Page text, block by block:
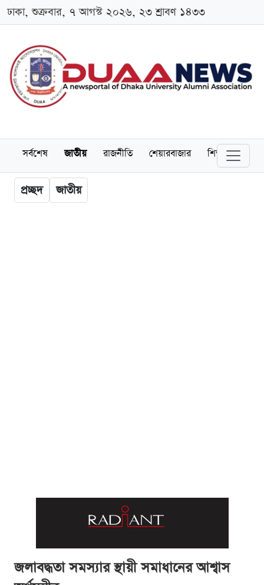
ঢাকা, শুক্রবার, ৭ আগস্ট ২০২৬, ২৩ শ্রাবণ ১৪৩৩
সর্বশেষ জাতীয় রাজনীতি শেয়ারবাজার শিক্ষা
প্রচ্ছদ জাতীয়
জলাবদ্ধতা সমস্যার স্থায়ী সমাধানের আশ্বাস